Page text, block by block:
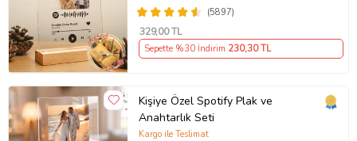
(5897)
329,00 TL
Sepette %30 İndirim 230,30 TL
Kişiye Özel Spotify Plak ve
Anahtarlık Seti
Kargo ile Teslimat